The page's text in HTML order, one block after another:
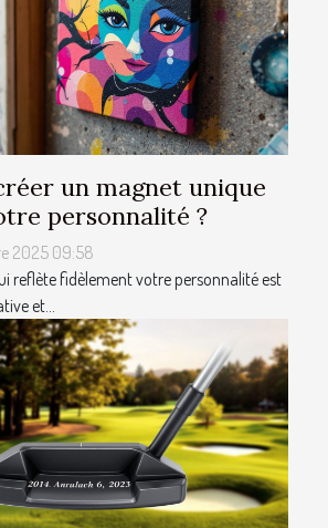
un magnet unique
personnalité ?
2025 09:58
reflète fidèlement votre personnalité est
et...